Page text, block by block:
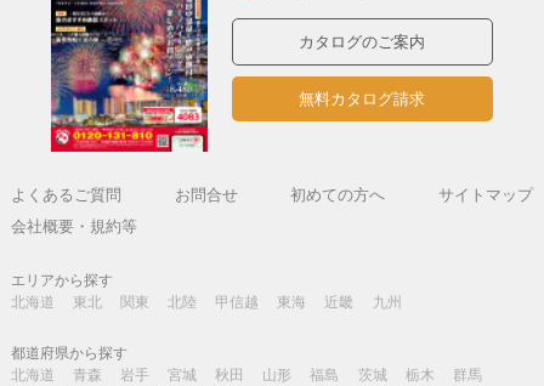
カタログのご案内
無料カタログ請求
よくあるご質問 お問合せ 初めての方へ
サイトマップ
会社概要・規約等
エリアから探す
北海道
東北 関東 北陸 甲信越 東海 近畿 九州
都道府県から探す
北海道
青森 岩手 宮城 秋田 山形 福島 茨城 栃木
群馬